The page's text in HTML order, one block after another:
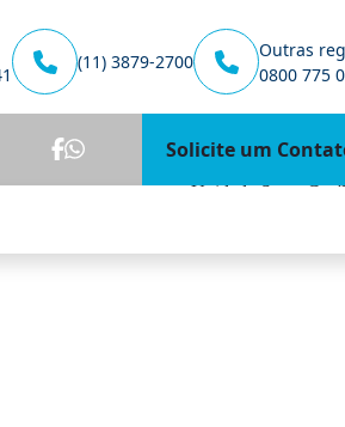
(11) 3879-2700
Outras
0800 775
Solicite um
Unidade Santa